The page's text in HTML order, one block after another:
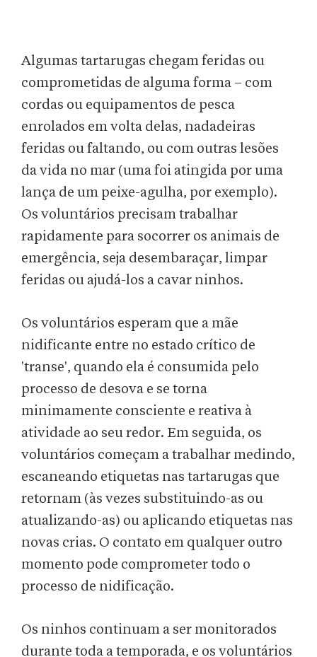
Algumas tartarugas chegam feridas ou
comprometidas de alguma forma – com
cordas ou equipamentos de pesca
enrolados em volta delas, nadadeiras
feridas ou faltando, ou com outras lesões
da vida no mar (uma foi atingida por uma
lança de um peixe-agulha, por exemplo).
Os voluntários precisam trabalhar
rapidamente para socorrer os animais de
emergência, seja desembaraçar, limpar
feridas ou ajudá-los a cavar ninhos.
Os voluntários esperam que a mãe
nidificante entre no estado crítico de
'transe', quando ela é consumida pelo
processo de desova e se torna
minimamente consciente e reativa à
atividade ao seu redor. Em seguida, os
voluntários começam a trabalhar medindo,
escaneando etiquetas nas tartarugas que
retornam (às vezes substituindo-as ou
atualizando-as) ou aplicando etiquetas nas
novas crias. O contato em qualquer outro
momento pode comprometer todo o
processo de nidificação.
Os ninhos continuam a ser monitorados
durante toda a temporada, e os voluntários